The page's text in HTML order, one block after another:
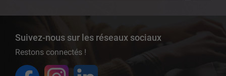
Suivez-nous sur les réseaux sociaux
Restons connectés !